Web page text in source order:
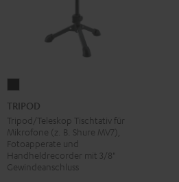
Schwarz
TRIPOD
Tripod/Teleskop Tischtativ für
Mikrofone (z. B. Shure MV7),
Fotoapperate und
Handheldrecorder mit 3/8"
Gewindeanschluss